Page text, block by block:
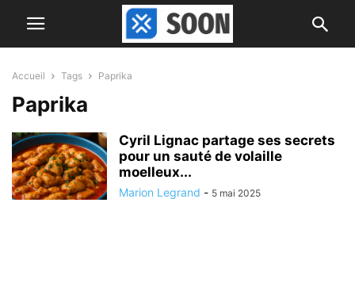
Accueil Tags Paprika
Paprika
Cyril Lignac partage ses secrets
pour un sauté de volaille
moelleux...
Marion Legrand - 5 mai 2025